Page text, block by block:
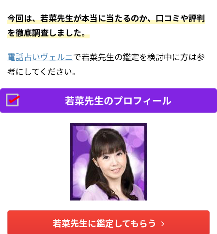
今回は、若菜先生が本当に当たるのか、口コミや評判
を徹底調査しました。
電話占いヴェルニで若菜先生の鑑定を検討中に方は参
考にしてください。
若菜先生のプロフィール
若菜先生に鑑定してもらう